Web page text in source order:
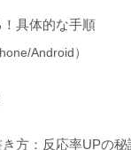
具体的な手順
Android）
方：反応率UPの秘